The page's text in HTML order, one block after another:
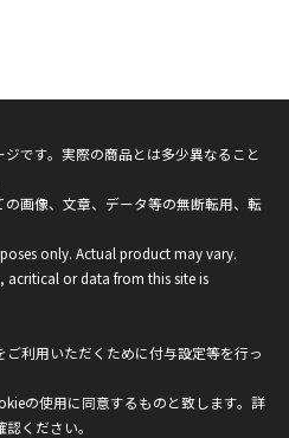
です。実際の商品とは多少異なること
画像、文章、データ等の無断転用、転
only. Actual product may vary.
acritical or data from this site is
利用いただくために付与設定等を行っ
の使用に同意するものと致します。詳
認ください。